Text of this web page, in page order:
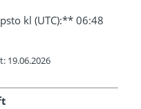
kl (UTC):** 06:48
19.06.2026